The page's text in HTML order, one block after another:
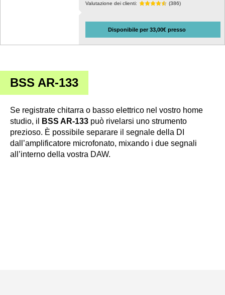
Valutazione dei clienti: (386)
Disponibile per 33,00€ presso
BSS AR-133
Se registrate chitarra o basso elettrico nel vostro home
studio, il
BSS AR-133 può rivelarsi uno strumento
prezioso. È possibile separare il segnale della DI
dall’amplificatore microfonato, mixando i due segnali
all’interno della vostra DAW.